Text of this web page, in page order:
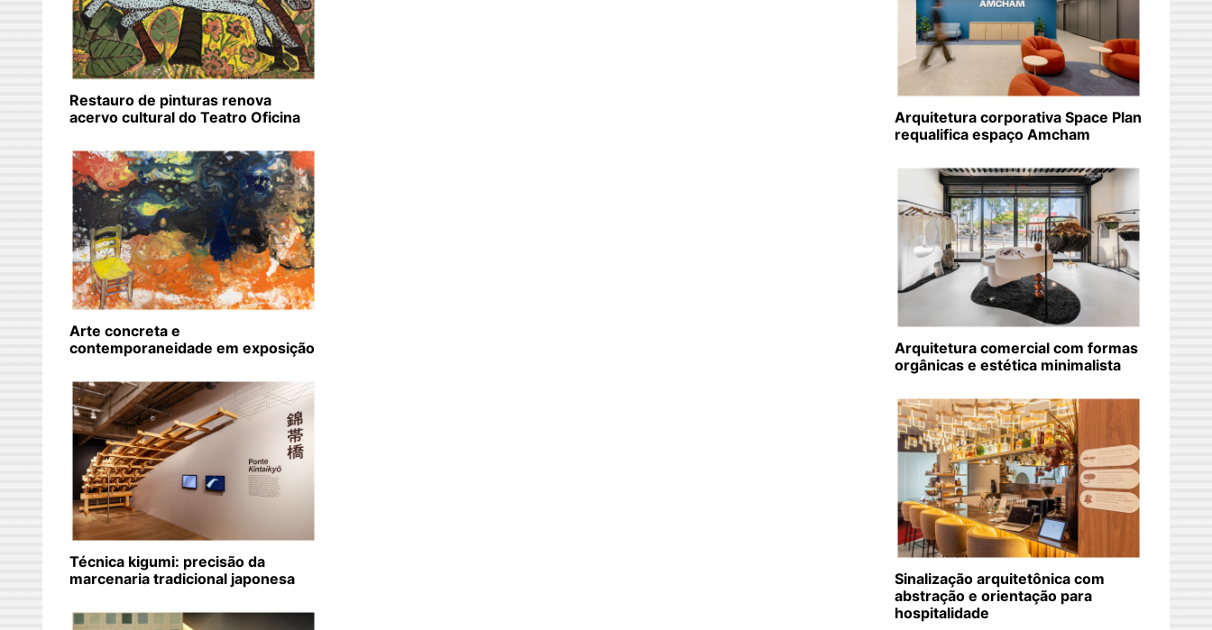
Restauro de pinturas renova
acervo cultural do Teatro Oficina
Arte concreta e
contemporaneidade em exposição
Técnica kigumi: precisão da
marcenaria tradicional japonesa
Arquitetura corporativa Space Plan
requalifica espaço Amcham
Arquitetura comercial com formas
orgânicas e estética minimalista
Sinalização arquitetônica com
abstração e orientação para
hospitalidade